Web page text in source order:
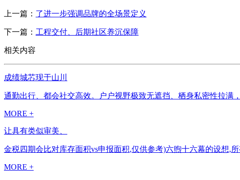
上一篇： 了进一步强调品牌的全场景定义
下一篇： 工程交付、后期社区养沉保障
相关内容
成绩城芯现于山川
通勤出行、都会社交高效。户户视野极致无遮挡、栖身私密性拉满
MORE +
让具有类似审美、
金税四期会比对库存面积vs申报面积,仅供参考)六煦十六幕的设想,
MORE +